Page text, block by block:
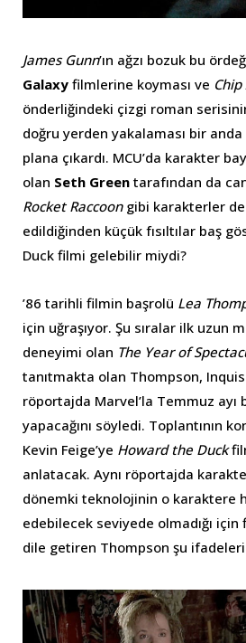
James Gunn’ın ağzı bozuk bu
Galaxy filmlerine koyması ve
önderliğindeki çizgi roman
doğru yerden yakalaması bir anda
plana çıkardı. MCU’da karakter
olan Seth Green tarafından da
Rocket Raccoongibi karakterler de
edildiğinden küçük fısıltılar baş
Duck filmi gelebilir miydi?
’86 tarihli filmin başrolü Lea
için uğraşıyor. Şu sıralar ilk uzun
deneyimi olan The Year of
tanıtmakta olan Thompson,
röportajda Marvel’la Temmuz ayı
yapacağını söyledi. Toplantının
Kevin Feige’ye Howard the Duck
anlatacak. Aynı röportajda
dönemki teknolojinin o karaktere
edebilecek seviyede olmadığı
dile getiren Thompson şu ifadeleri